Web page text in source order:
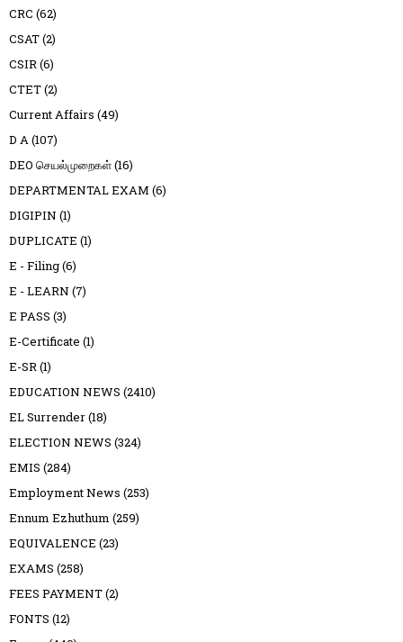
CRC (62)
CSAT(2)
CSIR(6)
CTET(2)
Current Affairs (49)
D A(107)
DEO செயல்முறைகள்(16)
DEPARTMENTAL EXAM (6)
DIGIPIN (1)
DUPLICATE (1)
E - Filing(6)
E - LEARN (7)
E PASS (3)
E-Certificate (1)
E-SR(1)
EDUCATION NEWS (2410)
EL Surrender(18)
ELECTION NEWS (324)
EMIS (284)
Employment News (253)
Ennum Ezhuthum (259)
EQUIVALENCE (23)
EXAMS (258)
FEES PAYMENT(2)
FONTS (12)